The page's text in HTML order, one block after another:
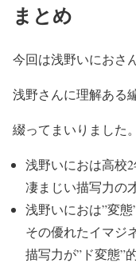
まとめ
今回は浅野いにおさ
浅野さんに理解ある
綴ってまいりました。
浅野いにおは高校
凄まじい描写力の
浅野いにおは”変態
その優れたイマジ
描写力が”ド変態”